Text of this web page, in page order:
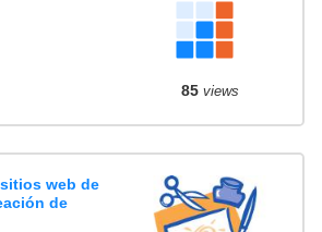
85views
web de
de